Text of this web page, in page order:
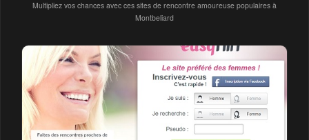
Multipliez vos chances avec ces sites de rencontre amoureuse populaires à
Montbeliard